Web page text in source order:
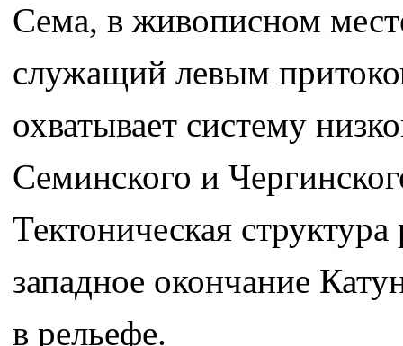
Сема, в живописном
служащий левым
охватывает систему
Семинского и
Тектоническая
западное окончание
в рельефе.